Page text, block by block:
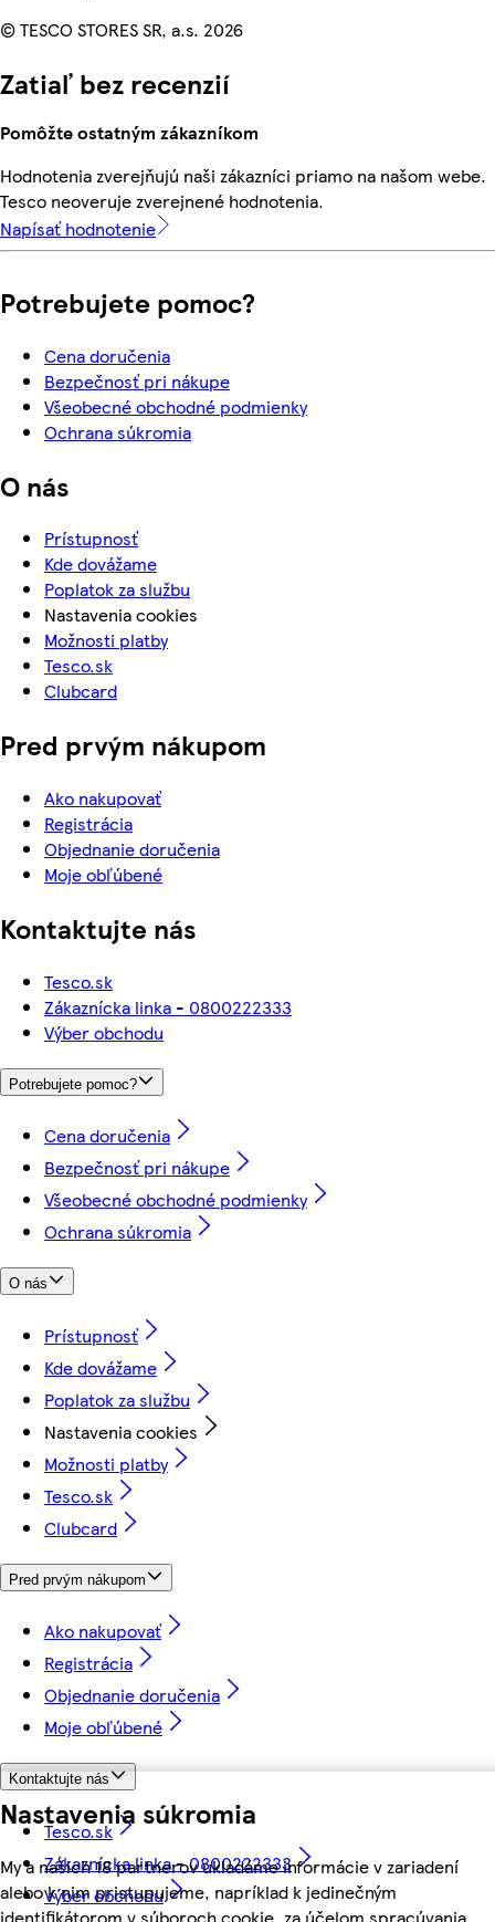
Nastavenia súkromia
My a našich 18 partnerov ukladáme informácie v zariadení
alebo k nim pristupujeme, napríklad k jedinečným
identifikátorom v súboroch cookie, za účelom spracúvania
© TESCO STORES SR, a.s. 2026
Zatiaľ bez recenzií
Pomôžte ostatným zákazníkom
Hodnotenia zverejňujú naši zákazníci priamo na našom webe.
Tesco neoveruje zverejnené hodnotenia.
Napísať hodnotenie
Potrebujete pomoc?
Cena doručenia
Bezpečnosť pri nákupe
Všeobecné obchodné podmienky
Ochrana súkromia
O nás
Prístupnosť
Kde dovážame
Poplatok za službu
Nastavenia cookies
Možnosti platby
Tesco.sk
Clubcard
Pred prvým nákupom
Ako nakupovať
Registrácia
Objednanie doručenia
Moje obľúbené
Kontaktujte nás
Tesco.sk
Zákaznícka linka - 0800222333
Výber obchodu
Potrebujete pomoc?
Cena doručenia
Bezpečnosť pri nákupe
Všeobecné obchodné podmienky
Ochrana súkromia
O nás
Prístupnosť
Kde dovážame
Poplatok za službu
Nastavenia cookies
Možnosti platby
Tesco.sk
Clubcard
Pred prvým nákupom
Ako nakupovať
Registrácia
Objednanie doručenia
Moje obľúbené
Kontaktujte nás
Tesco.sk
Zákaznícka linka - 0800222333
Výber obchodu